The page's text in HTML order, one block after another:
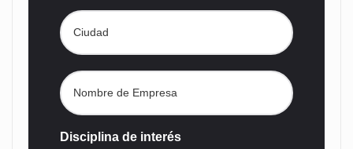
Disciplina de interés